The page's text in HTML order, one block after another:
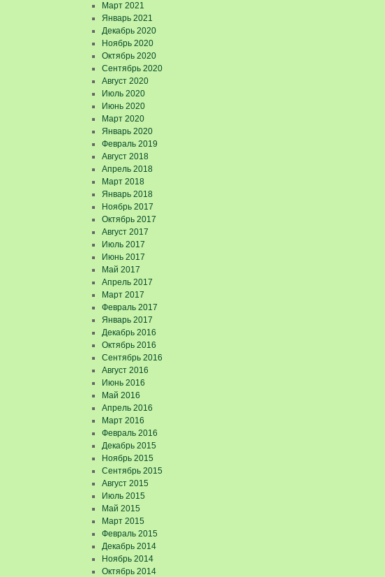
Март 2021
Январь 2021
Декабрь 2020
Ноябрь 2020
Октябрь 2020
Сентябрь 2020
Август 2020
Июль 2020
Июнь 2020
Март 2020
Январь 2020
Февраль 2019
Август 2018
Апрель 2018
Март 2018
Январь 2018
Ноябрь 2017
Октябрь 2017
Август 2017
Июль 2017
Июнь 2017
Май 2017
Апрель 2017
Март 2017
Февраль 2017
Январь 2017
Декабрь 2016
Октябрь 2016
Сентябрь 2016
Август 2016
Июнь 2016
Май 2016
Апрель 2016
Март 2016
Февраль 2016
Декабрь 2015
Ноябрь 2015
Сентябрь 2015
Август 2015
Июль 2015
Май 2015
Март 2015
Февраль 2015
Декабрь 2014
Ноябрь 2014
Октябрь 2014